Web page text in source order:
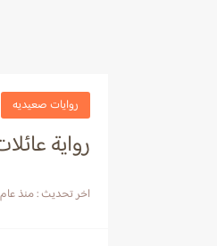
روايات صعيديه
رواية
اخر تحديث :منذ عام